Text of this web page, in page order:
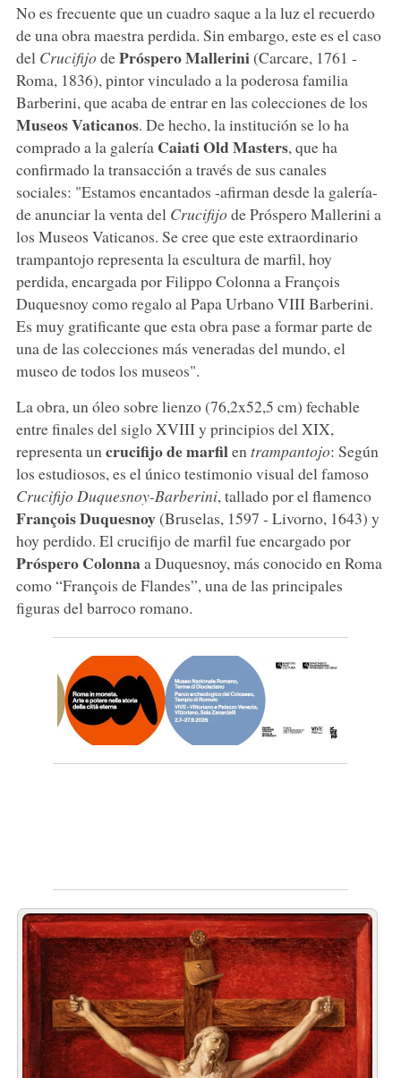
No es frecuente que un cuadro saque a la luz el recuerdo
de una obra maestra perdida. Sin embargo, este es el caso
del CrucifijodePróspero Mallerini(Carcare, 1761 -
Roma, 1836), pintor vinculado a la poderosa familia
Barberini, que acaba de entrar en las colecciones de los
Museos Vaticanos. De hecho, la institución se lo ha
comprado a la galería Caiati Old Masters, que ha
confirmado la transacción a través de sus canales
sociales: "Estamos encantados -afirman desde la galería-
de anunciar la venta del Crucifijode Próspero Mallerini a
los Museos Vaticanos. Se cree que este extraordinario
trampantojo representa la escultura de marfil, hoy
perdida, encargada por Filippo Colonna a François
Duquesnoy como regalo al Papa Urbano VIII Barberini.
Es muy gratificante que esta obra pase a formar parte de
una de las colecciones más veneradas del mundo, el
museo de todos los museos".
La obra, un óleo sobre lienzo (76,2x52,5 cm) fechable
entre finales del siglo XVIII y principios del XIX,
representa un crucifijo de marfilen trampantojo: Según
los estudiosos, es el único testimonio visual del famoso
Crucifijo Duquesnoy-Barberini, tallado por el flamenco
François Duquesnoy(Bruselas, 1597 - Livorno, 1643) y
hoy perdido. El crucifijo de marfil fue encargado por
Próspero Colonnaa Duquesnoy, más conocido en Roma
como “François de Flandes”, una de las principales
figuras del barroco romano.